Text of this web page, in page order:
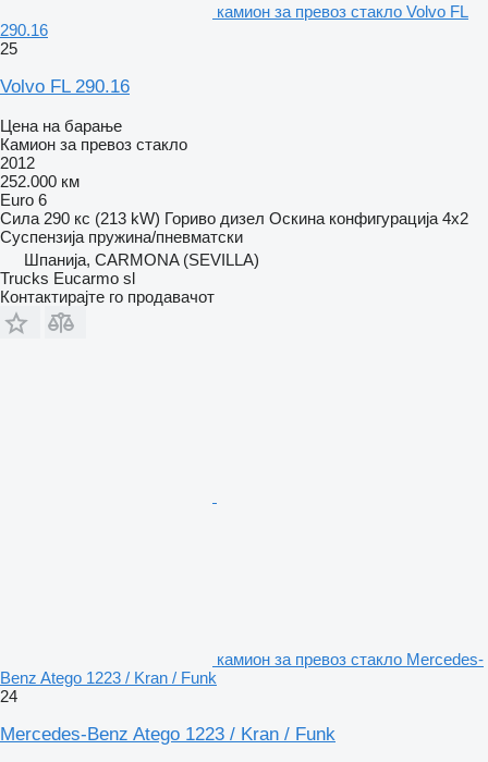
камион за превоз стакло Volvo FL
290.16
25
Volvo FL 290.16
Цена на барање
Камион за превоз стакло
2012
252.000 км
Euro 6
Сила 290 кс (213 kW) Гориво дизел Оскина конфигурација 4x2
Суспензија пружина/пневматски
Шпанија, CARMONA (SEVILLA)
Trucks Eucarmo sl
Контактирајте го продавачот
камион за превоз стакло Mercedes-
Benz Atego 1223 / Kran / Funk
24
Mercedes-Benz Atego 1223 / Kran / Funk